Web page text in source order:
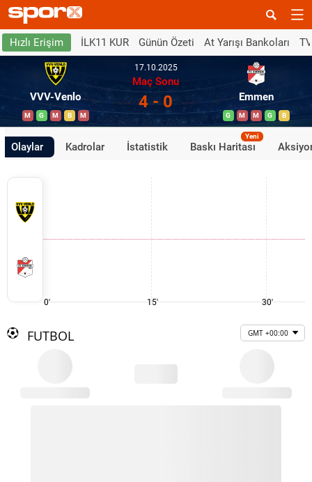
Hızlı Erişim İLK11 KUR Günün Özeti At Yarışı Bankoları
VVV-Venlo
M G M B M
17.10.2025
Maç Sonu
4 - 0 Emmen
G M M G B
Olaylar Kadrolar İstatistik Baskı Haritası
Yeni
0' 15' 30'
FUTBOL GMT +00:00